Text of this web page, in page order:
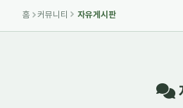
홈 커뮤니티 자유게시판